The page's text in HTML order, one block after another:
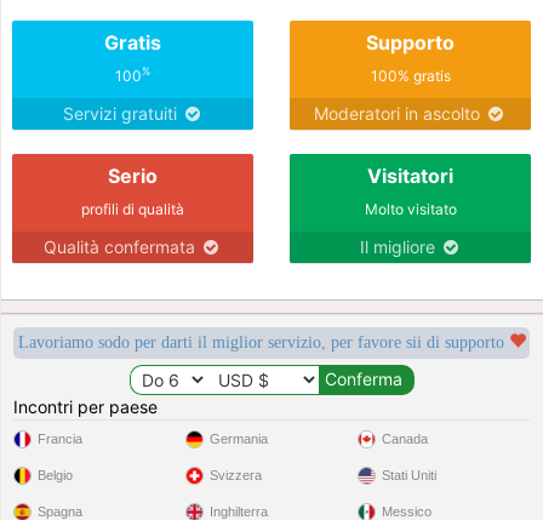
Gratis
100%
Servizi gratuiti
Supporto
100% gratis
Moderatori in ascolto
Serio
profili di qualità
Qualità confermata
Visitatori
Molto visitato
Il migliore
Lavoriamo sodo per darti il miglior servizio, per favore sii di supporto
Incontri per paese
Francia
Belgio
Spagna
Germania
Svizzera
Inghilterra
Canada
Stati Uniti
Messico